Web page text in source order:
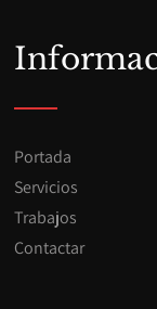
Portada
Servicios
Trabajos
Contactar